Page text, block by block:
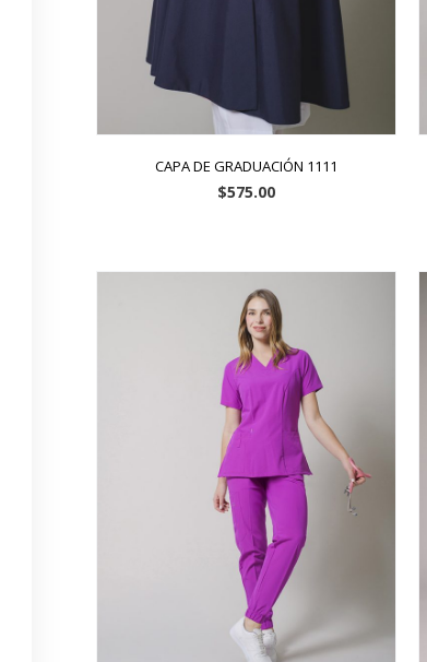
CAPA DE GRADUACIÓN 1111
$575.00